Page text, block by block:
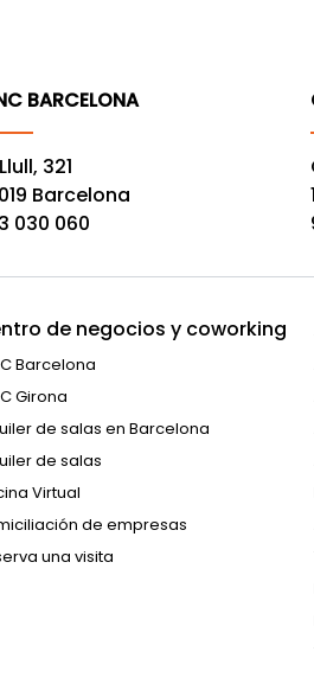
BARCELONA
321
Barcelona
030 060
de negocios y coworking
Barcelona
Girona
de salas en Barcelona
de salas
Virtual
de empresas
una visita